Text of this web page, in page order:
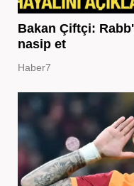
Bakan Çiftçi:
nasip et
Haber7